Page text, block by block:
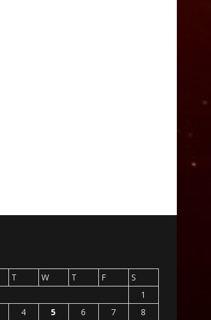
T W T F
S
1
4 5 6 7 8